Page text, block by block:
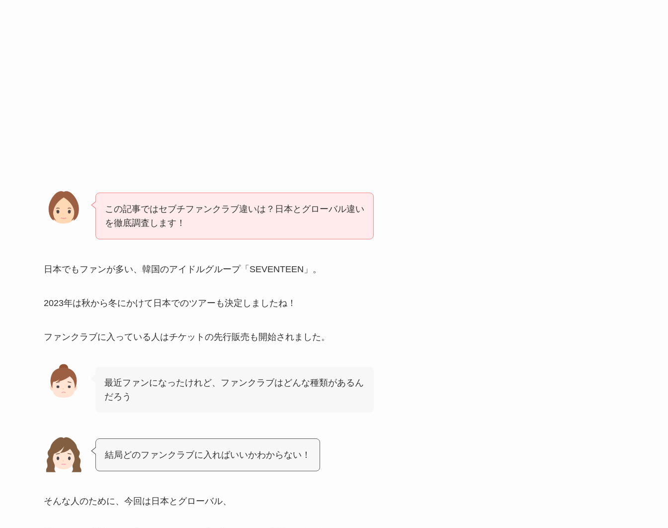
この記事ではセブチファンクラブ違いは？日本とグローバル違い
を徹底調査します！
日本でもファンが多い、韓国のアイドルグループ「SEVENTEEN」。
2023年は秋から冬にかけて日本でのツアーも決定しましたね！
ファンクラブに入っている人はチケットの先行販売も開始されました。
最近ファンになったけれど、ファンクラブはどんな種類があるん
だろう
結局どのファンクラブに入ればいいかわからない！
そんな人のために、今回は日本とグローバル、